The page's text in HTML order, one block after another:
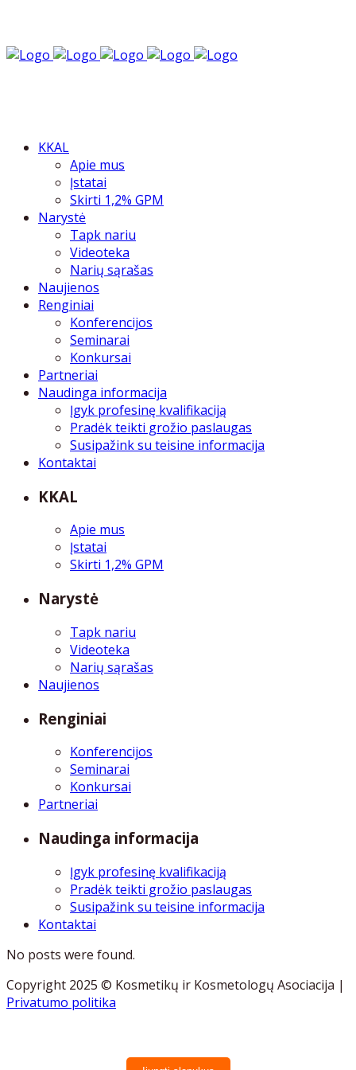
KKAL
Apie mus
Įstatai
Skirti 1,2% GPM
Narystė
Tapk nariu
Videoteka
Narių sąrašas
Naujienos
Renginiai
Konferencijos
Seminarai
Konkursai
Partneriai
Naudinga informacija
Įgyk profesinę kvalifikaciją
Pradėk teikti grožio paslaugas
Susipažink su teisine informacija
Kontaktai
KKAL
Apie mus
Įstatai
Skirti 1,2% GPM
Narystė
Tapk nariu
Videoteka
Narių sąrašas
Naujienos
Renginiai
Konferencijos
Seminarai
Konkursai
Partneriai
Naudinga informacija
Įgyk profesinę kvalifikaciją
Pradėk teikti grožio paslaugas
Susipažink su teisine informacija
Kontaktai
No posts were found.
Copyright 2025 © Kosmetikų ir Kosmetologų Asociacija |
Privatumo politika